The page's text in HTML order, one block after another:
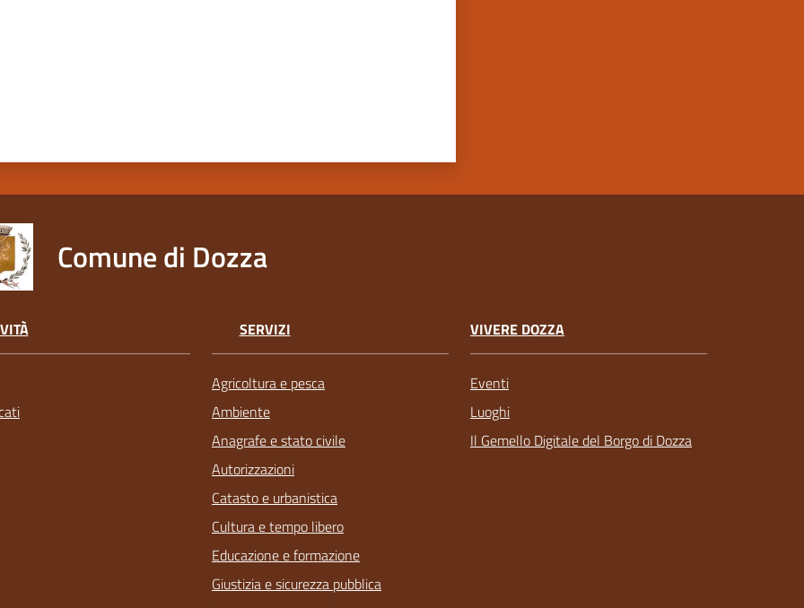
Comune di Dozza
SERVIZI
Agricoltura e pesca
Ambiente
Anagrafe e stato civile
Autorizzazioni
Catasto e urbanistica
Cultura e tempo libero
Educazione e formazione
Giustizia e sicurezza pubblica
VIVERE DOZZA
Eventi
Luoghi
Il Gemello Digitale del Borgo di Dozza